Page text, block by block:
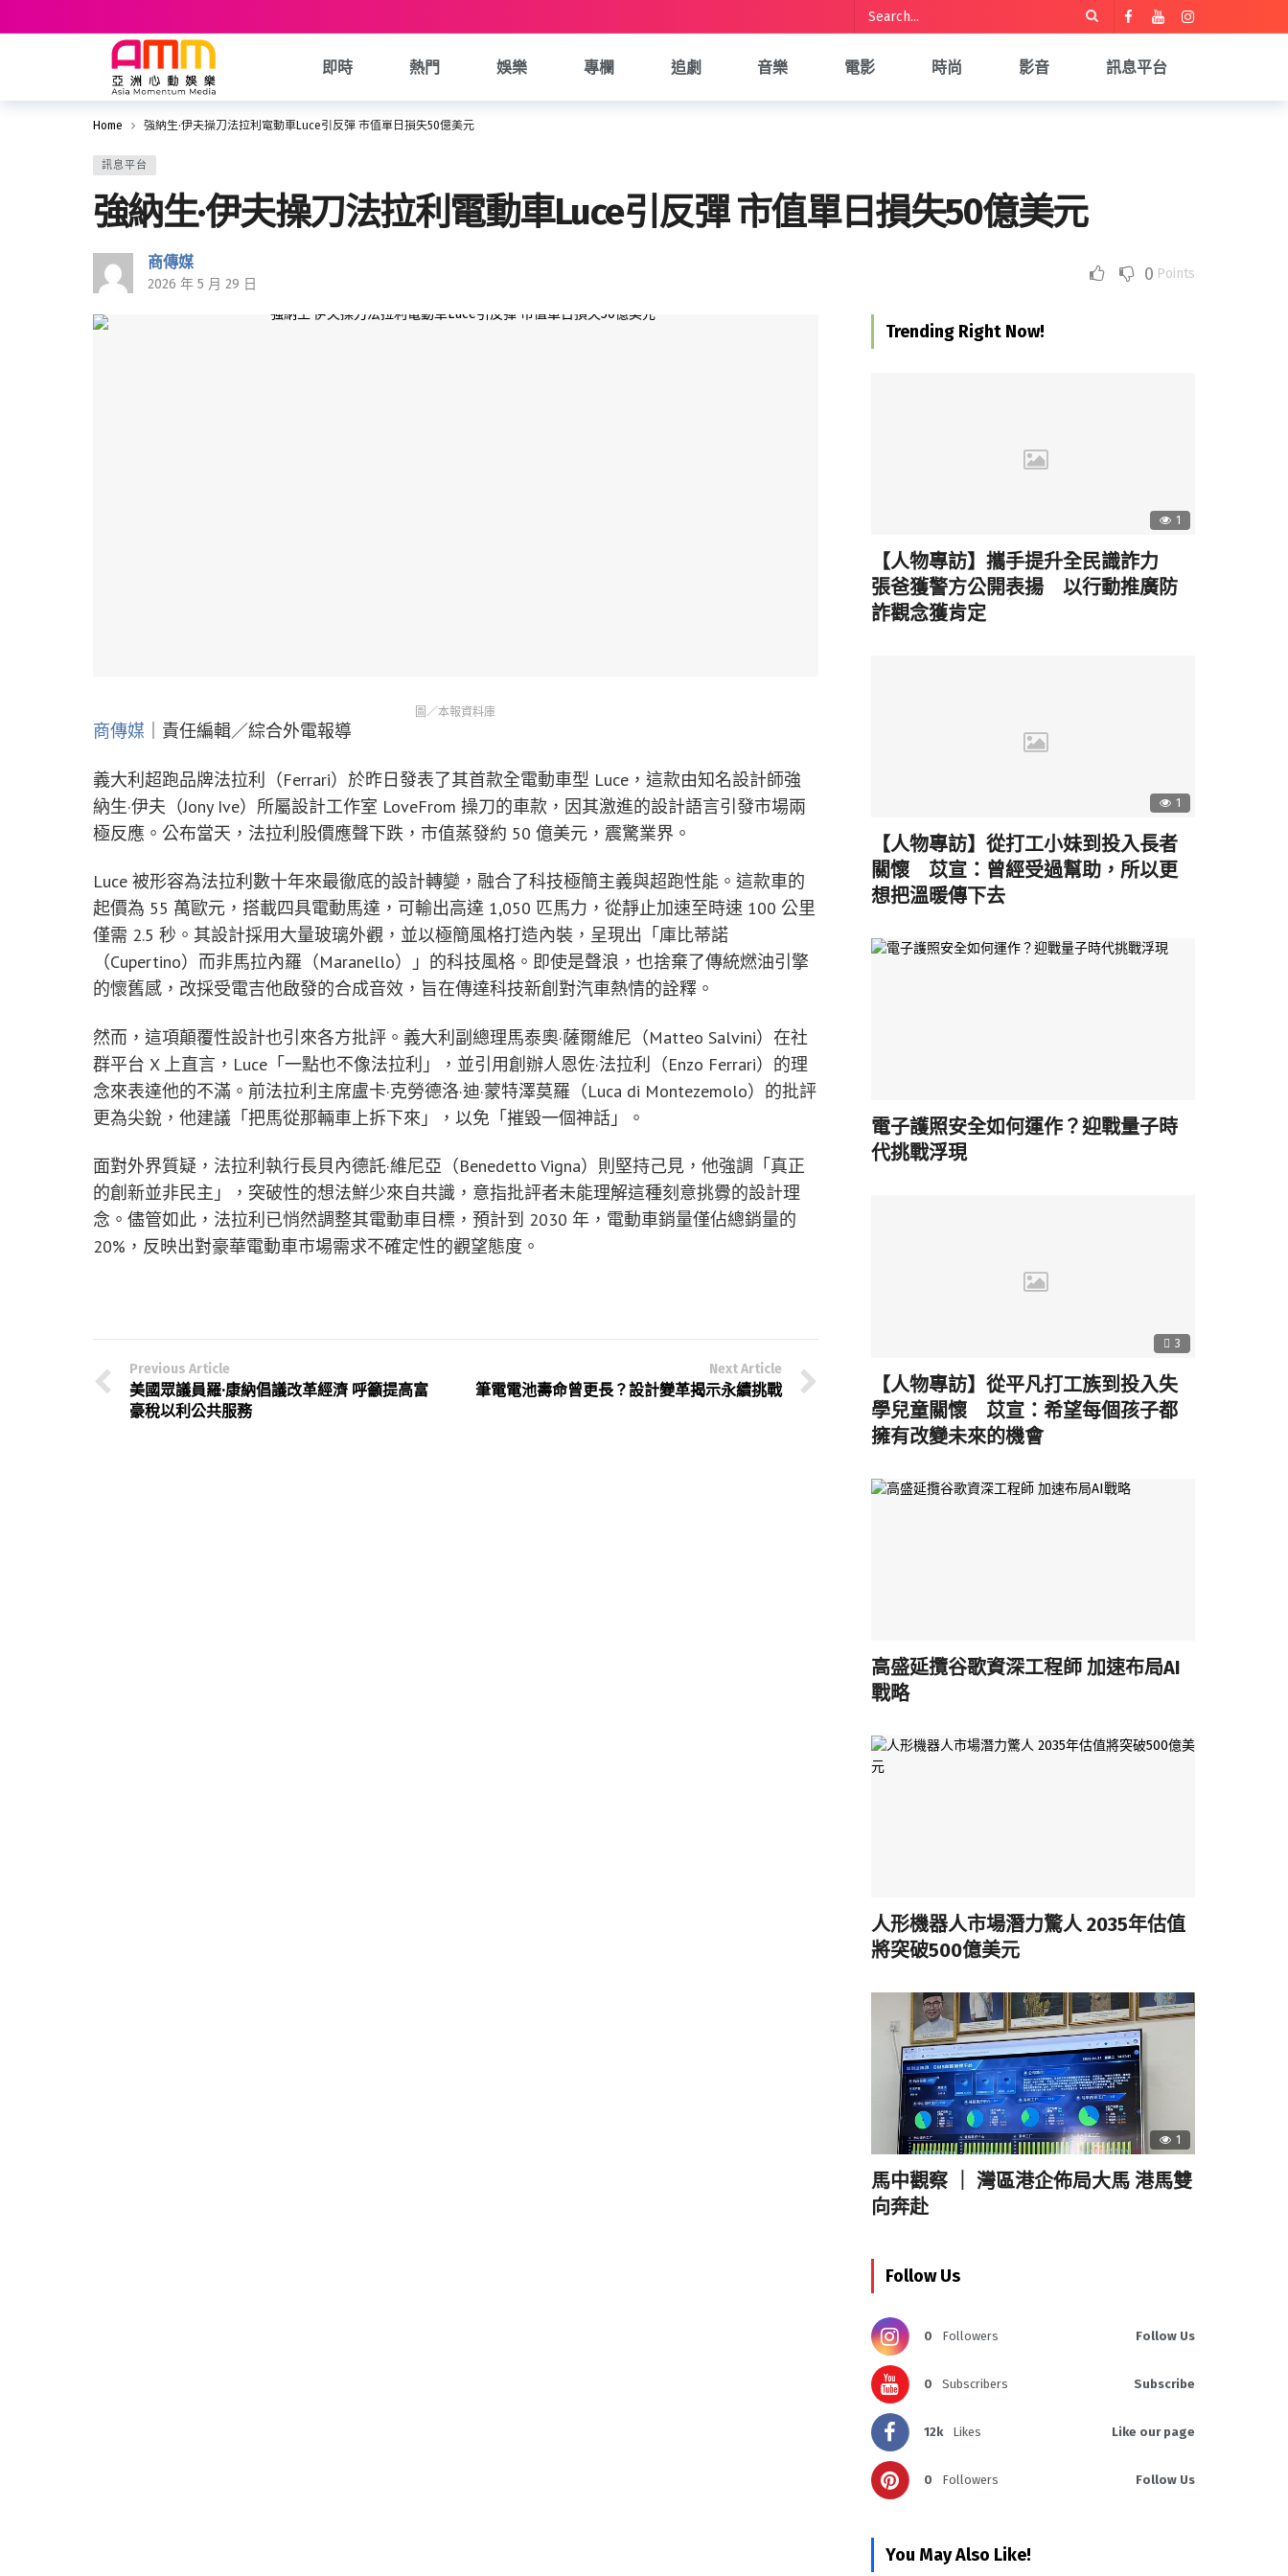
即時 熱門 娛樂 專欄 追劇 音樂 電影 時尚 影音 訊息平台
Home 強納生·伊夫操刀法拉利電動車Luce引反彈 市值單日損失50億美元
訊息平台
強納生·伊夫操刀法拉利電動車Luce引反彈 市值單日損失50億美元
商傳媒
2026 年 5 月 29 日 0 Points
圖／本報資料庫
商傳媒 ｜責任編輯／綜合外電報導
義大利超跑品牌法拉利（Ferrari）於昨日發表了其首款全電動車型 Luce，這款由知名設計師強
納生·伊夫（Jony Ive）所屬設計工作室 LoveFrom 操刀的車款，因其激進的設計語言引發市場兩
極反應。公布當天，法拉利股價應聲下跌，市值蒸發約 50 億美元，震驚業界。
Luce 被形容為法拉利數十年來最徹底的設計轉變，融合了科技極簡主義與超跑性能。這款車的
起價為 55 萬歐元，搭載四具電動馬達，可輸出高達 1,050 匹馬力，從靜止加速至時速 100 公里
僅需 2.5 秒。其設計採用大量玻璃外觀，並以極簡風格打造內裝，呈現出「庫比蒂諾
（Cupertino）而非馬拉內羅（Maranello）」的科技風格。即使是聲浪，也捨棄了傳統燃油引擎
的懷舊感，改採受電吉他啟發的合成音效，旨在傳達科技新創對汽車熱情的詮釋。
然而，這項顛覆性設計也引來各方批評。義大利副總理馬泰奧·薩爾維尼（Matteo Salvini）在社
群平台 X 上直言，Luce「一點也不像法拉利」，並引用創辦人恩佐·法拉利（Enzo Ferrari）的理
念來表達他的不滿。前法拉利主席盧卡·克勞德洛·迪·蒙特澤莫羅（Luca di Montezemolo）的批評
更為尖銳，他建議「把馬從那輛車上拆下來」，以免「摧毀一個神話」。
面對外界質疑，法拉利執行長貝內德託·維尼亞（Benedetto Vigna）則堅持己見，他強調「真正
的創新並非民主」，突破性的想法鮮少來自共識，意指批評者未能理解這種刻意挑釁的設計理
念。儘管如此，法拉利已悄然調整其電動車目標，預計到 2030 年，電動車銷量僅佔總銷量的
20%，反映出對豪華電動車市場需求不確定性的觀望態度。
Previous Article
美國眾議員羅·康納倡議改革經濟 呼籲提高富
豪稅以利公共服務
Next Article
筆電電池壽命曾更長？設計變革揭示永續挑戰
Trending Right Now!
1
【人物專訪】攜手提升全民識詐力
張爸獲警方公開表揚 以行動推廣防
詐觀念獲肯定
1
【人物專訪】從打工小妹到投入長者
關懷 苡宣：曾經受過幫助，所以更
想把溫暖傳下去
電子護照安全如何運作？迎戰量子時
代挑戰浮現
3
【人物專訪】從平凡打工族到投入失
學兒童關懷 苡宣：希望每個孩子都
擁有改變未來的機會
高盛延攬谷歌資深工程師 加速布局AI
戰略
人形機器人市場潛力驚人 2035年估值
將突破500億美元
1
馬中觀察 ｜ 灣區港企佈局大馬 港馬雙
向奔赴
Follow Us
0 Followers Follow Us
0 Subscribers Subscribe
12k Likes Like our page
0 Followers Follow Us
You May Also Like!